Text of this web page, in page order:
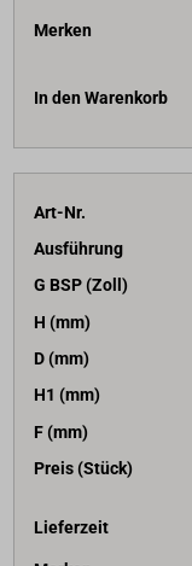
Merken
In den Warenkorb
Art-Nr.
Ausführung
G BSP (Zoll)
H (mm)
D (mm)
H1 (mm)
F (mm)
Preis (Stück)
Lieferzeit